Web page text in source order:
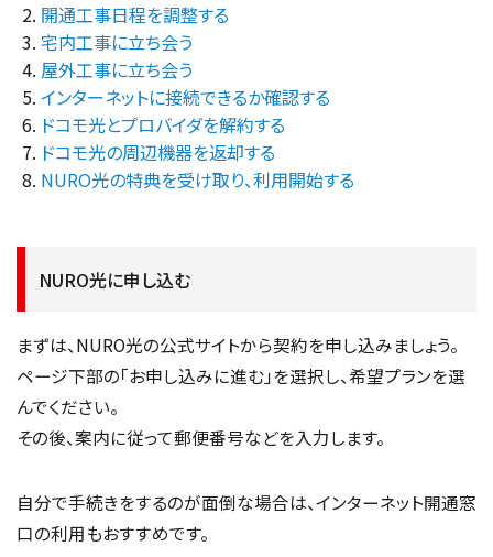
開通工事日程を調整する
宅内工事に立ち会う
屋外工事に立ち会う
インターネットに接続できるか確認する
ドコモ光とプロバイダを解約する
ドコモ光の周辺機器を返却する
NURO光の特典を受け取り、利用開始する
NURO光に申し込む
まずは、NURO光の公式サイトから契約を申し込みましょう。
ページ下部の「お申し込みに進む」を選択し、希望プランを選
んでください。
その後、案内に従って郵便番号などを入力します。
自分で手続きをするのが面倒な場合は、インターネット開通窓
口の利用もおすすめです。